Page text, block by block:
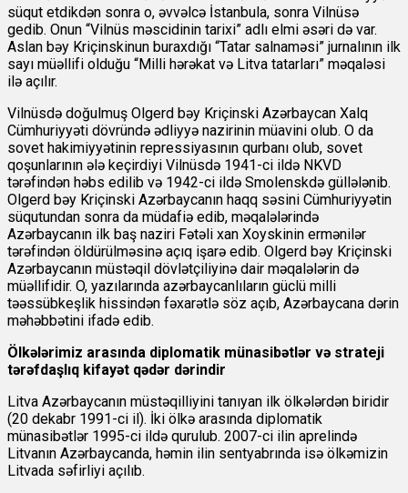
süqut etdikdən sonra o, əvvəlcə İstanbula, sonra Vilnüsə
gedib. Onun “Vilnüs məscidinin tarixi” adlı elmi əsəri də var.
Aslan bəy Kriçinskinun buraxdığı “Tatar salnaməsi” jurnalının ilk
sayı müəllifi olduğu “Milli hərəkat və Litva tatarları” məqaləsi
ilə açılır.
Vilnüsdə doğulmuş Olgerd bəy Kriçinski Azərbaycan Xalq
Cümhuriyyəti dövründə ədliyyə nazirinin müavini olub. O da
sovet hakimiyyətinin repressiyasının qurbanı olub, sovet
qoşunlarının ələ keçirdiyi Vilnüsdə 1941-ci ildə NKVD
tərəfindən həbs edilib və 1942-ci ildə Smolenskdə güllələnib.
Olgerd bəy Kriçinski Azərbaycanın haqq səsini Cümhuriyyətin
süqutundan sonra da müdafiə edib, məqalələrində
Azərbaycanın ilk baş naziri Fətəli xan Xoyskinin ermənilər
tərəfindən öldürülməsinə açıq işarə edib. Olgerd bəy Kriçinski
Azərbaycanın müstəqil dövlətçiliyinə dair məqalələrin də
müəllifidir. O, yazılarında azərbaycanlıların güclü milli
təəssübkeşlik hissindən fəxarətlə söz açıb, Azərbaycana dərin
məhəbbətini ifadə edib.
Ölkələrimiz arasında diplomatik münasibətlər və strateji
tərəfdaşlıq kifayət qədər dərindir
Litva Azərbaycanın müstəqilliyini tanıyan ilk ölkələrdən biridir
(20 dekabr 1991-ci il). İki ölkə arasında diplomatik
münasibətlər 1995-ci ildə qurulub. 2007-ci ilin aprelində
Litvanın Azərbaycanda, həmin ilin sentyabrında isə ölkəmizin
Litvada səfirliyi açılıb.